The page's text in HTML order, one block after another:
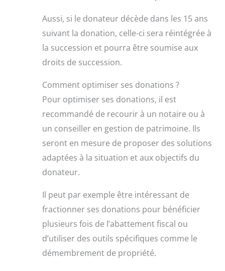
Aussi, si le donateur décède dans les 15 ans
suivant la donation, celle-ci sera réintégrée à
la succession et pourra être soumise aux
droits de succession.
Comment optimiser ses donations ?
Pour optimiser ses donations, il est
recommandé de recourir à un notaire ou à
un conseiller en gestion de patrimoine. Ils
seront en mesure de proposer des solutions
adaptées à la situation et aux objectifs du
donateur.
Il peut par exemple être intéressant de
fractionner ses donations pour bénéficier
plusieurs fois de l’abattement fiscal ou
d’utiliser des outils spécifiques comme le
démembrement de propriété.